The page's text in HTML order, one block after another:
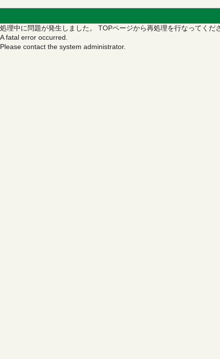
処理中に問題が発生しました。 TOPページから再処理を行なってくだ
A fatal error occurred.
Please contact the system administrator.